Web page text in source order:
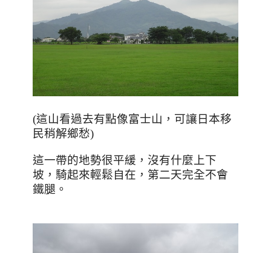
(這山看過去有點像富士山，可讓日本移
民稍解鄉愁)
這一帶的地勢很平緩，沒有什麼上下
坡，騎起來輕鬆自在，第二天完全不會
鐵腿。